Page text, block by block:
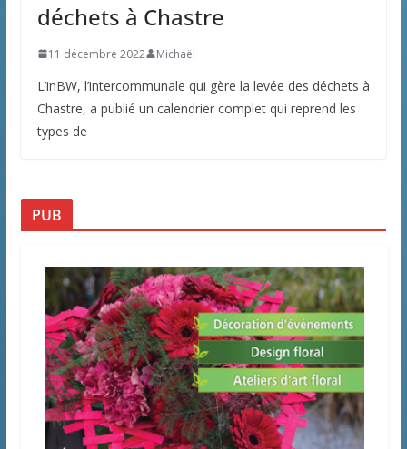
déchets à Chastre
11 décembre 2022 Michaël
L’inBW, l’intercommunale qui gère la levée des déchets à
Chastre, a publié un calendrier complet qui reprend les
types de
PUB